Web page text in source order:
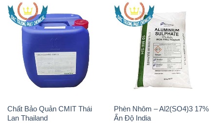
Chất Bảo Quản CMIT Thái
Lan Thailand
Phèn Nhôm – Al2(SO4)3 17%
Ấn Độ India